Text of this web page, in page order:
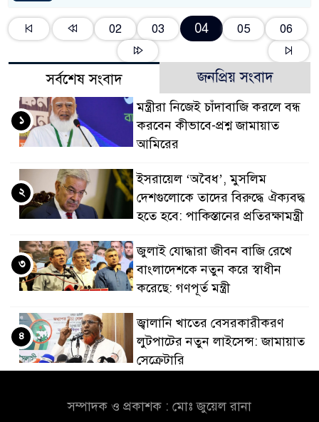
02 03 04 05 06
সর্বশেষ সংবাদ জনপ্রিয় সংবাদ
মন্ত্রীরা নিজেই চাঁদাবাজি করলে বন্ধ
করবেন কীভাবে-প্রশ্ন জামায়াত
আমিরের
১
ইসরায়েল ‘অবৈধ’, মুসলিম
দেশগুলোকে তাদের বিরুদ্ধে ঐক্যবদ্ধ
হতে হবে: পাকিস্তানের প্রতিরক্ষামন্ত্রী
২
জুলাই যোদ্ধারা জীবন বাজি রেখে
বাংলাদেশকে নতুন করে স্বাধীন
করেছে: গণপূর্ত মন্ত্রী
৩
জ্বালানি খাতের বেসরকারীকরণ
লুটপাটের নতুন লাইসেন্স: জামায়াত
সেক্রেটারি
৪
আহমদকে গুম করা হয়েছিল,
সম্পাদক ও প্রকাশক : মোঃ জুয়েল রানা